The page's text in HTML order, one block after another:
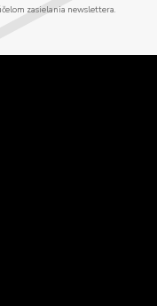
zasielania newslettera.